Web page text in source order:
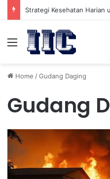
Menu
Home /Gudang Daging
Gudang